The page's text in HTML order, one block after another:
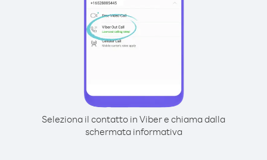
Seleziona il contatto in Viber e chiama dalla
schermata informativa